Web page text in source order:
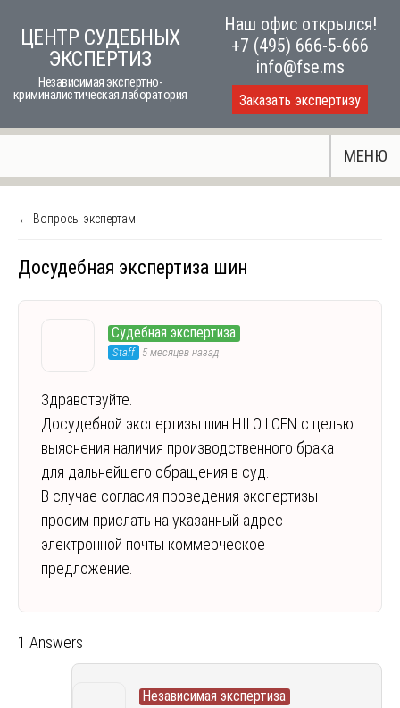
ЦЕНТР СУДЕБНЫХ
ЭКСПЕРТИЗ
Независимая экспертно-
криминалистическая лаборатория
Наш офис открылся!
+7 (495) 666-5-666
info@fse.ms
Заказать экспертизу
МЕНЮ
← Вопросы экспертам
Досудебная экспертиза шин
Судебная экспертиза
Staff 5 месяцев назад
Здравствуйте.
Досудебной экспертизы шин HILO LOFN с целью
выяснения наличия производственного брака
для дальнейшего обращения в суд.
В случае согласия проведения экспертизы
просим прислать на указанный адрес
электронной почты коммерческое
предложение.
1 Answers
Независимая экспертиза